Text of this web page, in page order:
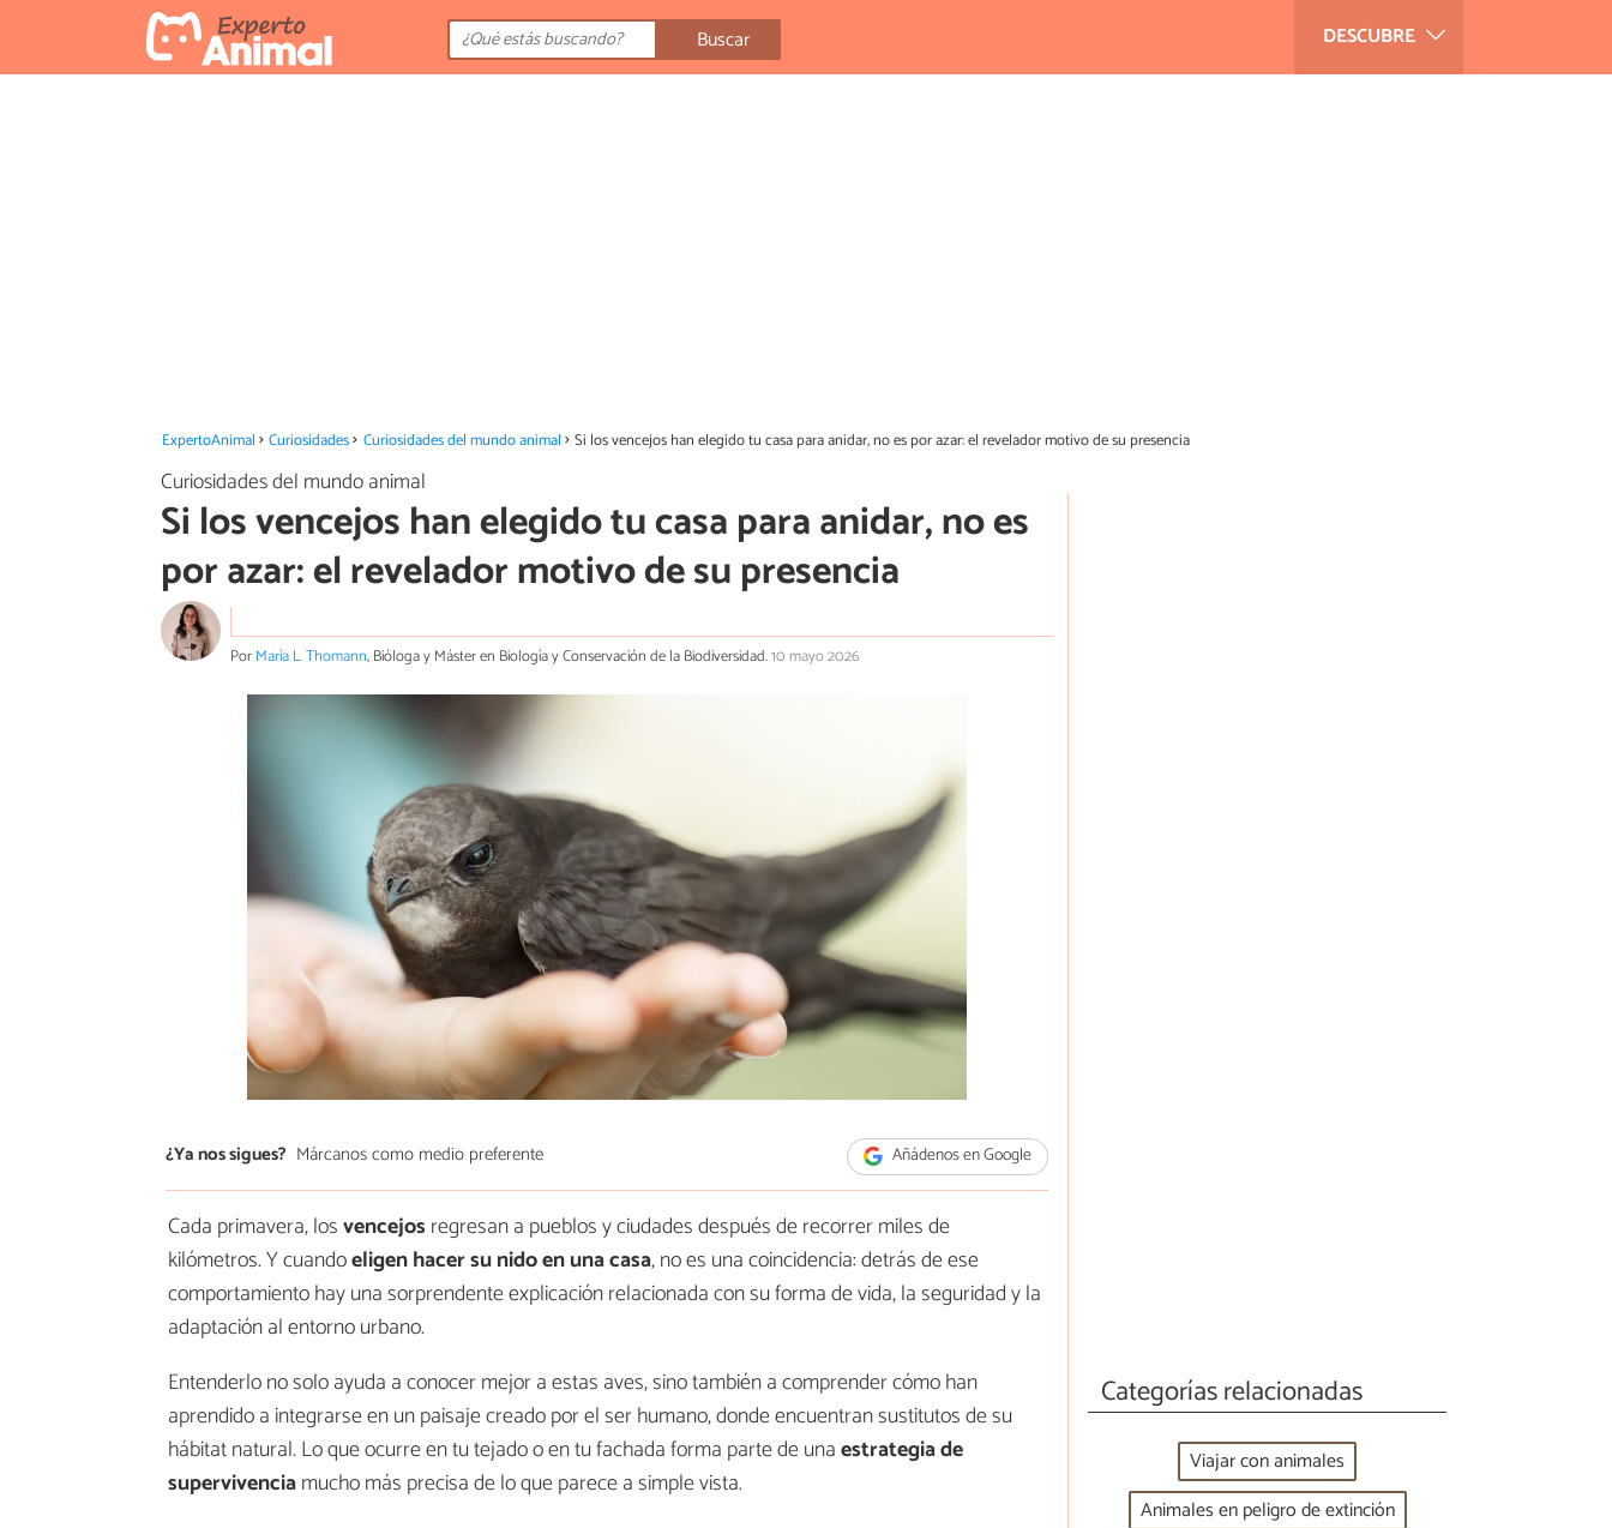
DESCUBRE
Buscar
ExpertoAnimal Curiosidades Curiosidades del mundo animal Si los vencejos han elegido tu casa para anidar, no es por azar: el revelador motivo de su presencia
Curiosidades del mundo animal
Si los vencejos han elegido tu casa para anidar, no es
por azar: el revelador motivo de su presencia
PorMaría L. Thomann, Bióloga y Máster en Biología y Conservación de la Biodiversidad.10 mayo 2026
¿Ya nos sigues? Márcanos como medio preferente Añádenos en Google
Cada primavera, losvencejos regresan a pueblos y ciudades después de recorrer miles de
kilómetros. Y cuandoeligen hacer su nido en una casa, no es una coincidencia: detrás de ese
comportamiento hay una sorprendente explicación relacionada con su forma de vida, la seguridad y la
adaptación al entorno urbano.
Entenderlo no solo ayuda a conocer mejor a estas aves, sino también a comprender cómo han
aprendido a integrarse en un paisaje creado por el ser humano, donde encuentran sustitutos de su
hábitat natural. Lo que ocurre en tu tejado o en tu fachada forma parte de unaestrategia de
supervivenciamucho más precisa de lo que parece a simple vista.
Categorías relacionadas
Viajar con animales
Animales en peligro de extinción